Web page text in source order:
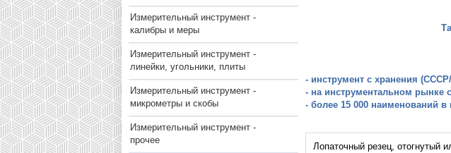
Измерительный инструмент -
калибры и меры
Измерительный инструмент -
линейки, угольники, плиты
Измерительный инструмент -
микрометры и скобы
Измерительный инструмент -
прочее
- инструмент с хранения
- на инструментальном рынке
- более 15 000 наименований в
Лопаточный резец, отогнутый